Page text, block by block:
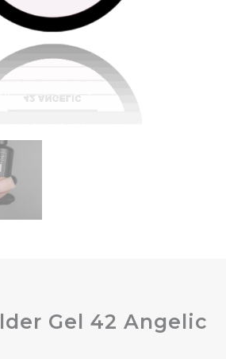
Gel 42 Angelic